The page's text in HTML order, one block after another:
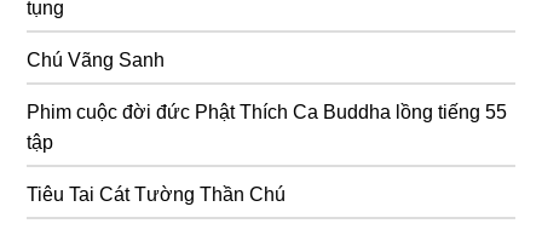
tụng
Chú Vãng Sanh
Phim cuộc đời đức Phật Thích Ca Buddha lồng tiếng 55
tập
Tiêu Tai Cát Tường Thần Chú